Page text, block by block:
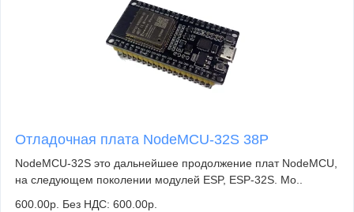
Отладочная плата NodeMCU-32S 38P
NodeMCU-32S это дальнейшее продолжение плат NodeMCU,
на следующем поколении модулей ESP, ESP-32S. Мо..
600.00р. Без НДС: 600.00р.